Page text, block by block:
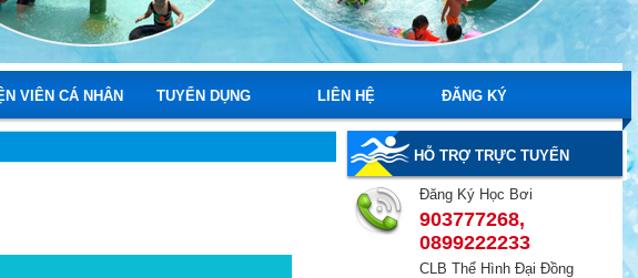
VIÊN CÁ NHÂN TUYỂN DỤNG LIÊN HỆ ĐĂNG KÝ
HỖ TRỢ TRỰC TUYẾN
Đăng Ký Học Bơi
903777268,
0899222233
CLB Thể Hình Đại Đồng